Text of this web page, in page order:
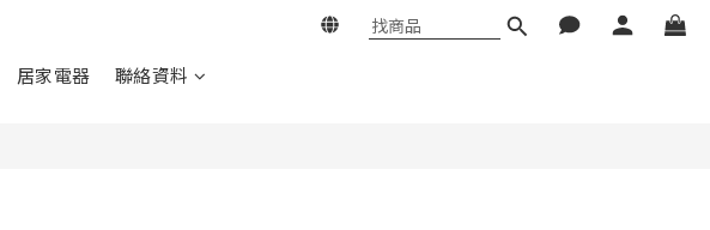
居家電器 聯絡資料